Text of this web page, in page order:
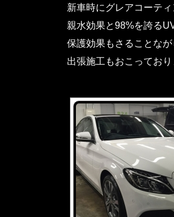
新車時にグレアコーテ
親水効果と98%を誇る
保護効果もさることな
出張施工もおこってお